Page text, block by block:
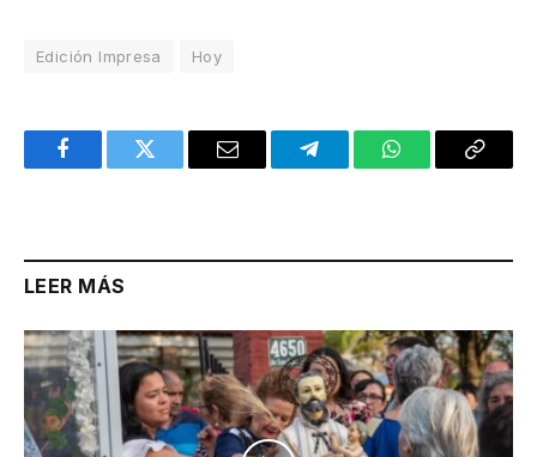
Edición Impresa Hoy
FacebookTwitter Email TelegramWhatsAppCopy
LEER MÁS